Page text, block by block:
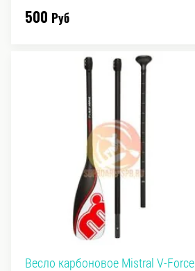
500 Руб
Весло карбоновое Mistral V-Force